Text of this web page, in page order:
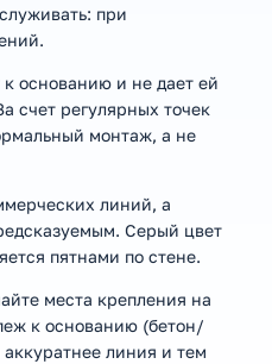
при
основанию и не дает ей
счет регулярных точек
монтаж, а не
линий, а
Серый цвет
пятнами по стене.
места крепления на
к основанию (бетон/
линия и тем